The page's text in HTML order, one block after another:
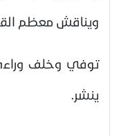
ويناقش معظم
توفي وخلف
ينشر.